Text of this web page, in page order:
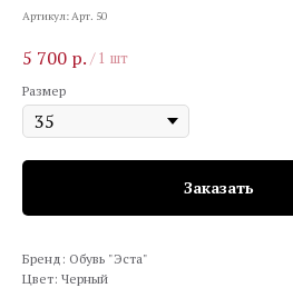
Артикул:Арт. 50
5 700 р. / 1 шт
Размер
Заказать
Бренд: Обувь "Эста"
Цвет: Черный